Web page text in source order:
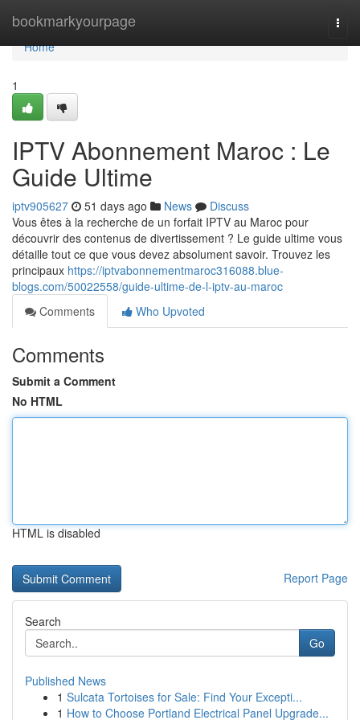
bookmarkyourpage
Home
Home
1
IPTV Abonnement Maroc : Le
Guide Ultime
iptv905627 51 days ago News
Discuss
Vous êtes à la recherche de un forfait IPTV au Maroc pour
découvrir des contenus de divertissement ? Le guide ultime vous
détaille tout ce que vous devez absolument savoir. Trouvez les
principaux https://iptvabonnementmaroc316088.blue-
blogs.com/50022558/guide-ultime-de-l-iptv-au-maroc
Comments
Who Upvoted
Comments
Submit a Comment
No HTML
HTML is disabled
Report Page
Search
Go
Published News
1 Sulcata Tortoises for Sale: Find Your Excepti...
1 How to Choose Portland Electrical Panel Upgrade...